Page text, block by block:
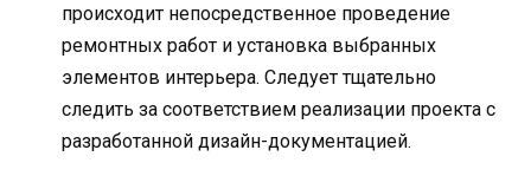
происходит непосредственное проведение
ремонтных работ и установка выбранных
элементов интерьера. Следует тщательно
следить за соответствием реализации проекта с
разработанной дизайн-документацией.